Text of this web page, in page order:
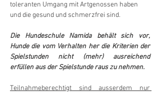
toleranten Umgang mit Artgenossen haben
und die gesund und schmerzfrei sind.
Die Hundeschule Namida behält sich vor,
Hunde die vom Verhalten her die Kriterien der
Spielstunden nicht (mehr) ausreichend
erfüllen aus der Spielstunde raus zu nehmen.
Teilnahmeberechtigt sind ausserdem nur